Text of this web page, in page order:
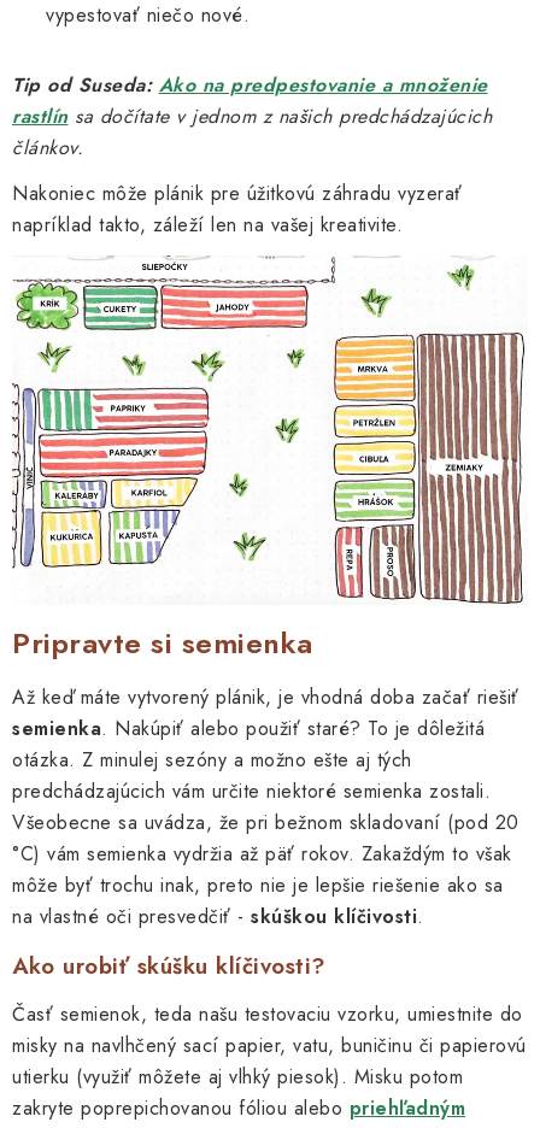
vypestovať niečo nové.
Tip od Suseda: Ako na predpestovanie a množenie
rastlínsa dočítate v jednom z našich predchádzajúcich
článkov.
Nakoniec môže plánik pre úžitkovú záhradu vyzerať
napríklad takto, záleží len na vašej kreativite.
Pripravte si semienka
Až keď máte vytvorený plánik, je vhodná doba začať riešiť
semienka. Nakúpiť alebo použiť staré? To je dôležitá
otázka. Z minulej sezóny a možno ešte aj tých
predchádzajúcich vám určite niektoré semienka zostali.
Všeobecne sa uvádza, že pri bežnom skladovaní (pod 20
°C) vám semienka vydržia až päť rokov. Zakaždým to však
môže byť trochu inak, preto nie je lepšie riešenie ako sa
na vlastné oči presvedčiť - skúškou klíčivosti.
Ako urobiť skúšku klíčivosti?
Časť semienok, teda našu testovaciu vzorku, umiestnite do
misky na navlhčený sací papier, vatu, buničinu či papierovú
utierku (využiť môžete aj vlhký piesok). Misku potom
zakryte poprepichovanou fóliou alebo priehľadným